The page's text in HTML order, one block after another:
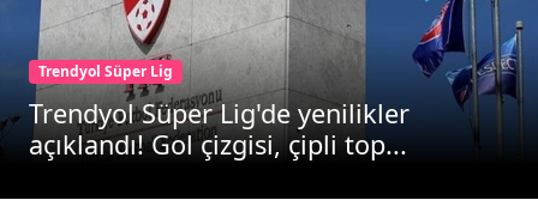
Trendyol Süper Lig
Trendyol Süper Lig'de yenilikler
açıklandı! Gol çizgisi, çipli top...